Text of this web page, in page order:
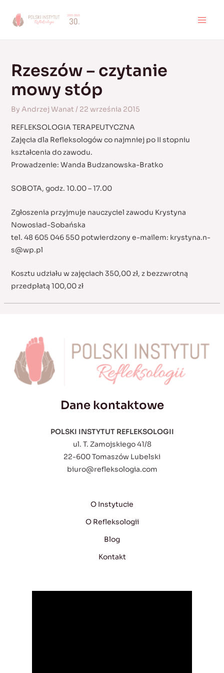
Rzeszów – czytanie
mowy stóp
By Andrzej Wanat/ 22 września 2015
REFLEKSOLOGIA TERAPEUTYCZNA
Zajęcia dla Refleksologów co najmniej po II stopniu
kształcenia do zawodu.
Prowadzenie: Wanda Budzanowska-Bratko
SOBOTA, godz. 10.00 – 17.00
Zgłoszenia przyjmuje nauczyciel zawodu Krystyna
Nowosiad-Sobańska
tel. 48 605 046 550 potwierdzony e-mailem: krystyna.n-
s@wp.pl
Kosztu udziału w zajęciach 350,00 zł, z bezzwrotną
przedpłatą 100,00 zł
Dane kontaktowe
POLSKI INSTYTUT REFLEKSOLOGII
ul. T. Zamojskiego 41/8
22-600 Tomaszów Lubelski
biuro@refleksologia.com
O Instytucie
O Refleksologii
Blog
Kontakt